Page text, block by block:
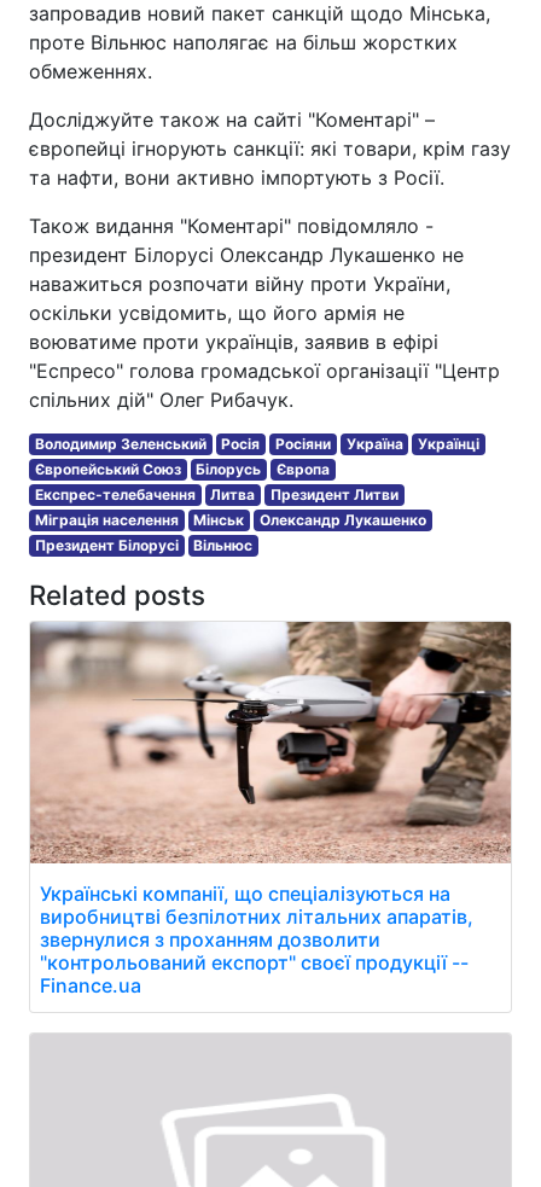
запровадив новий пакет санкцій щодо Мінська,
проте Вільнюс наполягає на більш жорстких
обмеженнях.
Досліджуйте також на сайті "Коментарі" –
європейці ігнорують санкції: які товари, крім газу
та нафти, вони активно імпортують з Росії.
Також видання "Коментарі" повідомляло -
президент Білорусі Олександр Лукашенко не
наважиться розпочати війну проти України,
оскільки усвідомить, що його армія не
воюватиме проти українців, заявив в ефірі
"Еспресо" голова громадської організації "Центр
спільних дій" Олег Рибачук.
Володимир Зеленський Росія Росіяни Україна
Українці
Європейський Союз
Білорусь
Європа
Експрес-телебачення
Литва
Президент Литви
Міграція населення
Мінськ
Олександр Лукашенко
Президент Білорусі
Вільнюс
Related posts
Українські компанії, що спеціалізуються на
виробництві безпілотних літальних апаратів,
звернулися з проханням дозволити
"контрольований експорт" своєї продукції --
Finance.ua